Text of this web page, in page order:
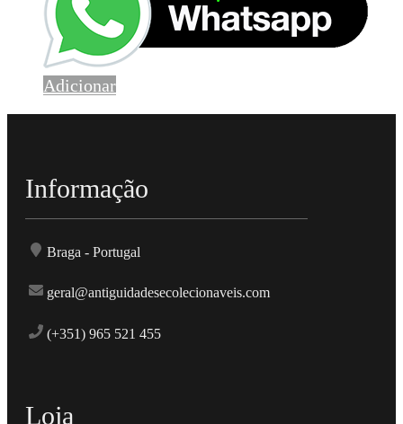
Adicionar
Informação
Braga - Portugal
geral@antiguidadesecolecionaveis.com
(+351) 965 521 455
Loja